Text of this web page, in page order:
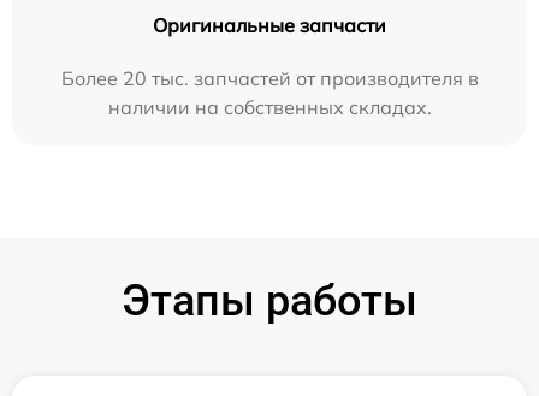
Оригинальные запчасти
Более 20 тыс. запчастей от производителя в
наличии на собственных складах.
Этапы работы